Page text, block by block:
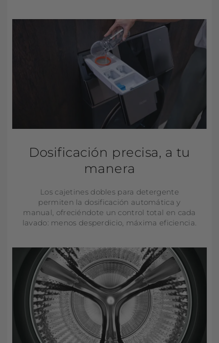
Dosificación precisa, a tu
manera
Los cajetines dobles para detergente
permiten la dosificación automática y
manual, ofreciéndote un control total en cada
lavado: menos desperdicio, máxima eficiencia.